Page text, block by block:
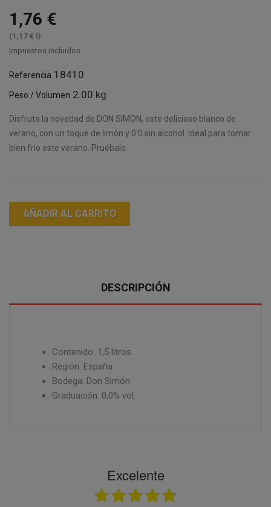
1,76 €
(1,17 € l)
Impuestos incluidos
Referencia 18410
Peso / Volumen 2.00 kg
Disfruta la novedad de DON SIMON, este delicioso blanco de
verano, con un toque de limón y 0'0 sin alcohol. Ideal para tomar
bien frio este verano. Pruébalo.
AÑADIR AL CARRITO
DESCRIPCIÓN
Contenido: 1,5 litros
Región: España
Bodega: Don Simón
Graduación: 0,0% vol.
Excelente